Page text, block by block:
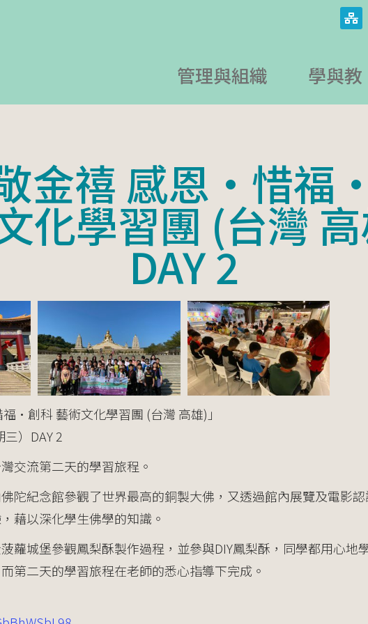
管理與組織 學與教
敬金禧 感恩·惜福
化學習團 (台灣
DAY 2
·創科 藝術文化學習團 (台灣 高雄)」
）DAY 2
交流第二天的學習旅程。
陀紀念館參觀了世界最高的銅製大佛，又透過館內展覽及電影
藉以深化學生佛學的知識。
蘿城堡參觀鳳梨酥製作過程，並參與DIY鳳梨酥，同學都用心地
第二天的學習旅程在老師的悉心指導下完成。